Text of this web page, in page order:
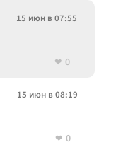
15 июн в 07:55
0
15 июн в 08:19
0